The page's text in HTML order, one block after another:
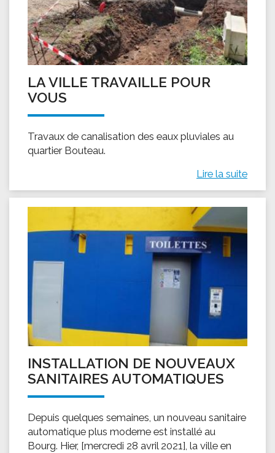
LA VILLE TRAVAILLE POUR
VOUS
Travaux de canalisation des eaux pluviales au
quartier Bouteau.
Lire la suite
INSTALLATION DE NOUVEAUX
SANITAIRES AUTOMATIQUES
Depuis quelques semaines, un nouveau sanitaire
automatique plus moderne est installé au
Bourg. Hier, [mercredi 28 avril 2021], la ville en